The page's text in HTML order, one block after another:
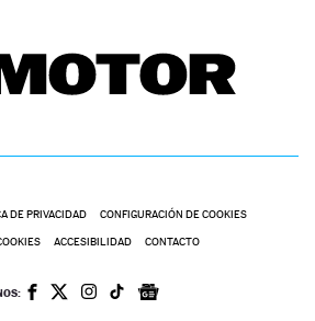
DE PRIVACIDAD CONFIGURACIÓN DE COOKIES
ACCESIBILIDAD CONTACTO